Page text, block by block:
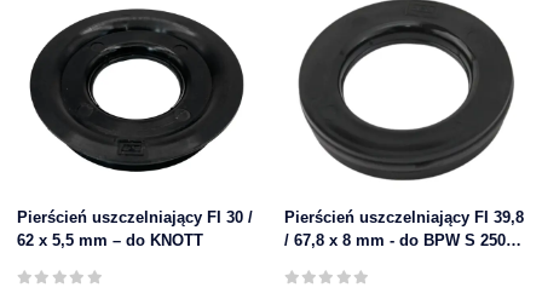
Pierścień uszczelniający FI 30 /
62 x 5,5 mm – do KNOTT
Pierścień uszczelniający FI 39,8
/ 67,8 x 8 mm - do BPW S 2504–